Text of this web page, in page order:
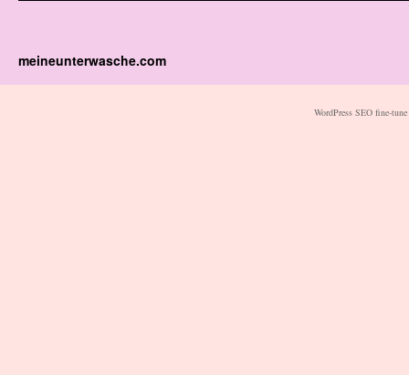
meineunterwasche.com
WordPress SEO fine-